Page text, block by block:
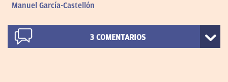
Manuel García-Castellón
3 COMENTARIOS